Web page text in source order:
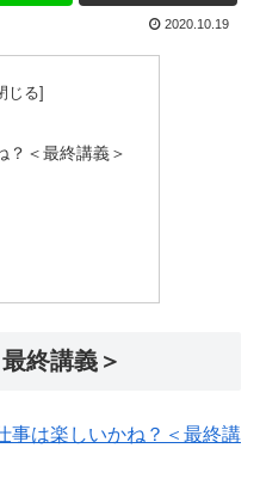
2020.10.19
？＜最終講義＞
終講義＞
事は楽しいかね？＜最終講